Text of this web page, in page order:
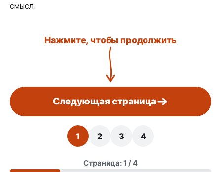
смысл.
Нажмите, чтобы продолжить
Следующая страница
1 2 3 4
Страница: 1 / 4